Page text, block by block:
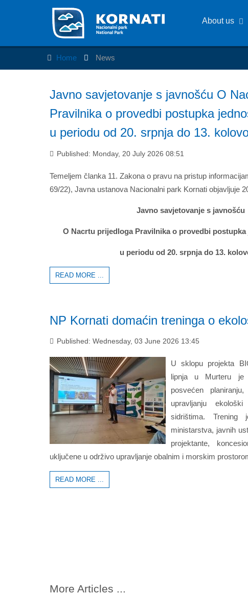
About us
Home News
Javno savjetovanje s javnošću O
Pravilnika o provedbi postupka
u periodu od 20. srpnja do 13.
Published: Monday, 20 July 2026 08:51
Temeljem članka 11. Zakona o pravu na pristup
69/22), Javna ustanova Nacionalni park Kornati objavljuje
Javno savjetovanje s javnošću
O Nacrtu prijedloga Pravilnika o provedbi postupka
u periodu od 20. srpnja do 13.
READ MORE ...
NP Kornati domaćin treninga o
Published: Wednesday, 03 June 2026 13:45
U sklopu projekta
lipnja u Murteru je
posvećen
upravljanju
sidrištima. Trening
ministarstva, javnih
projektante,
uključene u održivo upravljanje obalnim i morskim
READ MORE ...
More Articles ...